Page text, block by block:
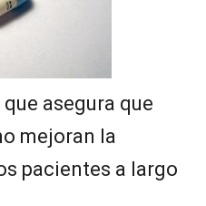
asegura que
mejoran la
pacientes a largo